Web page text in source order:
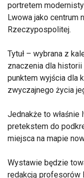
portretem
Lwowa jako centrum
Rzeczypospolitej.
Tytuł – wybrana z
znaczenia dla
punktem wyjścia dla
zwyczajnego życia
Jednakże to
pretekstem do
miejsca na mapie
Wystawie będzie
redakcją profesorów